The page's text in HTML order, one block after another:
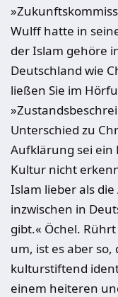
Wulff hatte in
der Islam gehöre
Deutschland wie
ließen Sie im
Unterschied zu
Aufklärung sei ein
Kultur nicht
Islam lieber als
inzwischen in
gibt.« Öchel.
um, ist es aber
kulturstiftend
einem heiteren